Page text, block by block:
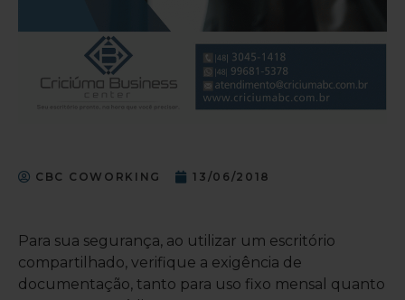
CBC COWORKING 13/06/2018
Para sua segurança, ao utilizar um escritório
compartilhado, verifique a exigência de
documentação, tanto para uso fixo mensal quanto